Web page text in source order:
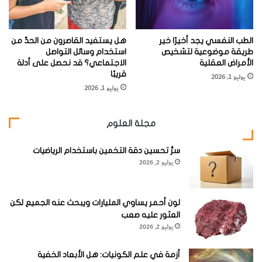
فإن الجدري لن ينشر الموت والبؤس مرة أخرى في أرجاء العالم.
في عام 1979، أعلنت منظمة الصحة العالمية، التي نظمت
حملة استئصال الجدري، خلوّ العالم رسميا من الجدري وذلك
بعد عامين من تسجيل آخر حالة فردية لدى أحد العاملين
بالمستشفيات الصومالية. ومنذ ذلك الحين، لم يقم أي بلد
بالتطعيم الروتيني لمواطنيه بلقاح الجدري، إلا أن الولايات
المتحدة الأمريكية بدأت بتلقيح بعض الأفراد الذين يعملون في
المجال الصحي وأعضاء مختارين من قواتها المسلحة بعد
الهجمات الإرهابية التي تعرضت لها في 11 سبتمبر 2001.
وهكذا، فإن جيلا كاملا قد بلغ سن الرشد من دون أن يتعرض لا
للمرض ولا للقاح، الذي قد يسبب في بعض الأحيان آثارا جانبية
خطيرة.
الطب النفسي يجد أخيرًا خير
طريقة موضوعية لتشخيص
الأمراض العقلية
يوليو 1, 2026
هل يستفيد القاصرون من الحدِّ من
استخدام وسائل التواصل
الاجتماعي؟ قد نحصل على أدلة
قريبًا
يوليو 1, 2026
مجلة العلوم
سرُّ تحسين دقة التخمين باستخدام الرياضيات
يوليو 2, 2026
لون أحمر يساوي المليارات ويبحث عنه الجميع لكن
العثور عليه صعب
يوليو 2, 2026
أزمة في علم الكونيات: هل الأبعاد الخفية